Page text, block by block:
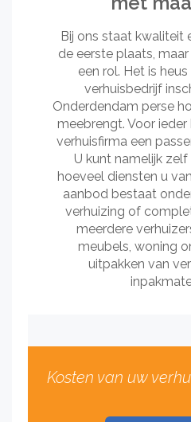
Bij ons staat kwaliteit
de eerste plaats,
een rol. Het is
verhuisbedrijf
Onderdendam perse
meebrengt. Voor
verhuisfirma een
U kunt namelijk
hoeveel diensten u
aanbod bestaat
verhuizing of
meerdere
meubels, woning
uitpakken van
Kosten van uw